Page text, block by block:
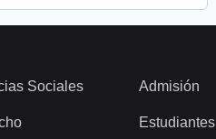
Sociales Admisión
Estudiantes